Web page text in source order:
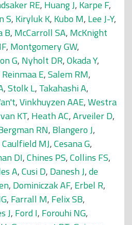
RE, Huang J, Karpe F,
S, Kiryluk K, Kubo M, Lee J-Y,
B, McCarroll SA, McKnight
, Montgomery GW,
G, Nyholt DR,Okada Y,
Reinmaa E,Salem RM,
,Stolk L, Takahashi A,
,Vinkhuyzen AAE,Westra
KT, Heath AC,Arveiler D,
RN, Blangero J,
Caulfield MJ,Cesana G,
DI,Chines PS,Collins FS,
A,Cusi D, Danesh J,de
, Dominiczak AF, Erbel R,
, Farrall M, Felix SB,
J, Ford I, Forouhi NG,